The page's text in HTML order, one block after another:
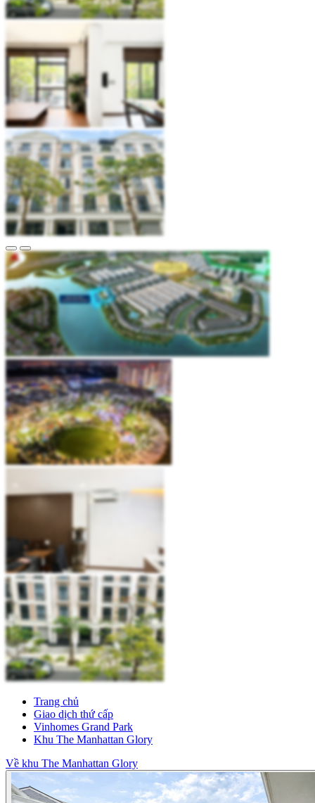
Trang chủ
Giao dịch thứ cấp
Vinhomes Grand Park
Khu The Manhattan Glory
Về khu The Manhattan Glory